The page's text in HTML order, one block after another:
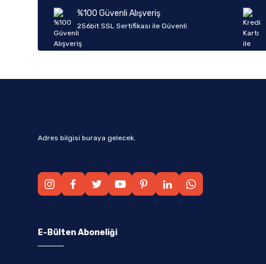
Ürün fiyatı diğer sitelerden daha pahalı.
Bu ürüne benzer farklı alternatifler olmalı.
%100 Güvenli Alışveriş
256bit SSL Sertifikası ile Güvenli
Adres bilgisi buraya gelecek.
E-Bülten Aboneliği